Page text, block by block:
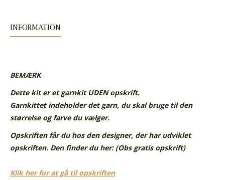
INFORMATION
BEMÆRK
Dette kit er et garnkit UDEN opskrift.
Garnkittet indeholder det garn, du skal bruge til den
størrelse og farve du vælger.
Opskriften får du hos den designer, der har udviklet
opskriften. Den finder du her: (Obs gratis opskrift)
Klik her for at gå til opskriften